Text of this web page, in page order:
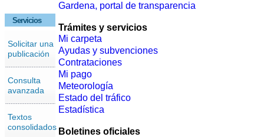
Servicios
Solicitar una
publicación
Consulta
avanzada
Textos
consolidados
Gardena, portal de transparencia
Trámites y servicios
Mi carpeta
Ayudas y subvenciones
Contrataciones
Mi pago
Meteorología
Estado del tráfico
Estadística
Boletines oficiales